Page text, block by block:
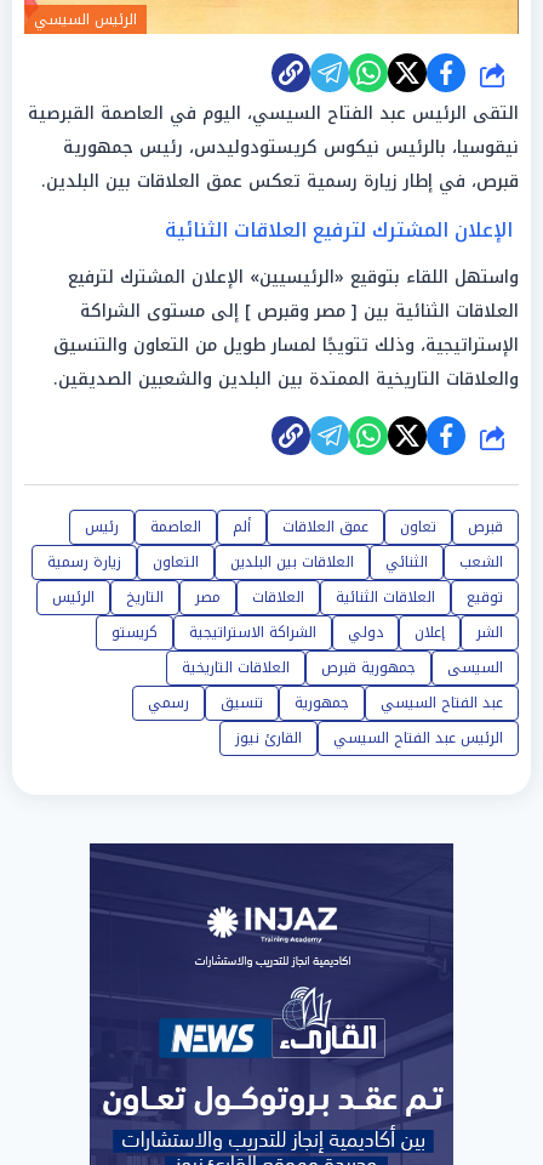
الرئيس السيسي
شارك
التقى الرئيس عبد الفتاح السيسي، اليوم في العاصمة القبرصية
نيقوسيا، بالرئيس نيكوس كريستودوليدس، رئيس جمهورية
قبرص، في إطار زيارة رسمية تعكس عمق العلاقات بين البلدين.
الإعلان المشترك لترفيع العلاقات الثنائية
واستهل اللقاء بتوقيع «الرئيسيين» الإعلان المشترك لترفيع
العلاقات الثنائية بين [ مصر وقبرص ] إلى مستوى الشراكة
الإستراتيجية، وذلك تتويجًا لمسار طويل من التعاون والتنسيق
والعلاقات التاريخية الممتدة بين البلدين والشعبين الصديقين.
شارك
قبرص تعاون عمق العلاقات ألم العاصمة
رئيس
الشعب
الثنائي العلاقات بين البلدين التعاون
زيارة رسمية
توقيع
العلاقات الثنائية العلاقات مصر التاريخ
الرئيس
الشر
إعلان دولي الشراكة الاستراتيجية
كريستو
السيسى
جمهورية قبرص
العلاقات التاريخية
عبد الفتاح السيسي
جمهورية تنسيق
رسمي
الرئيس عبد الفتاح السيسي
القارئ نيوز